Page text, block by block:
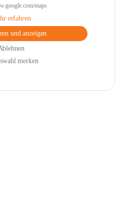
maps
erfahren
und anzeigen
merken